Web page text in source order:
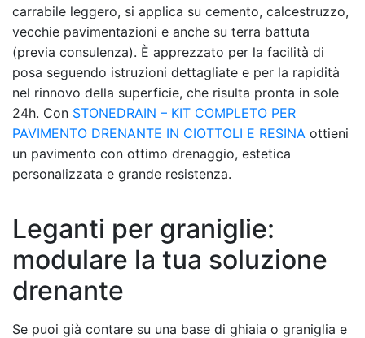
carrabile leggero, si applica su cemento, calcestruzzo,
vecchie pavimentazioni e anche su terra battuta
(previa consulenza). È apprezzato per la facilità di
posa seguendo istruzioni dettagliate e per la rapidità
nel rinnovo della superficie, che risulta pronta in sole
24h. Con STONEDRAIN – KIT COMPLETO PER
PAVIMENTO DRENANTE IN CIOTTOLI E RESINA ottieni
un pavimento con ottimo drenaggio, estetica
personalizzata e grande resistenza.
Leganti per graniglie:
modulare la tua soluzione
drenante
Se puoi già contare su una base di ghiaia o graniglia e